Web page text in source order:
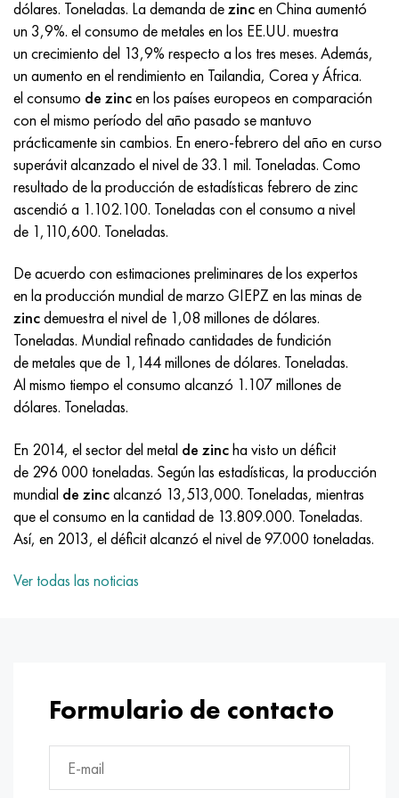
dólares. Toneladas. La demanda de zincen China aumentó
un 3,9%. el consumo de metales en los EE.UU. muestra
un crecimiento del 13,9% respecto a los tres meses. Además,
un aumento en el rendimiento en Tailandia, Corea y África.
el consumo de zincen los países europeos en comparación
con el mismo período del año pasado se mantuvo
prácticamente sin cambios. En enero-febrero del año en curso
superávit alcanzado el nivel de 33.1 mil. Toneladas. Como
resultado de la producción de estadísticas febrero de zinc
ascendió a 1.102.100. Toneladas con el consumo a nivel
de 1,110,600. Toneladas.
De acuerdo con estimaciones preliminares de los expertos
en la producción mundial de marzo GIEPZ en las minas de
zincdemuestra el nivel de 1,08 millones de dólares.
Toneladas. Mundial refinado cantidades de fundición
de metales que de 1,144 millones de dólares. Toneladas.
Al mismo tiempo el consumo alcanzó 1.107 millones de
dólares. Toneladas.
En 2014, el sector del metal de zincha visto un déficit
de 296 000 toneladas. Según las estadísticas, la producción
mundial de zincalcanzó 13,513,000. Toneladas, mientras
que el consumo en la cantidad de 13.809.000. Toneladas.
Así, en 2013, el déficit alcanzó el nivel de 97.000 toneladas.
Ver todas las noticias
Formulario de contacto
Incotherm
incotest
Jette M152
Cobalto 6B
maraging 250
René 41
Maraging 300
Maraging 350
MP35N
MP159
multimetro n155
Nicrofer 5923 hMo
Nicrofer 6030
Nitronik 40
Nitronik 75
Nimonic 80a
47ND
47НХР
49KF
49K2F, 49K2FA-VI
Aleación 50N
Aleación 50NP
50NHS
Aleación 52N
52K12F
56DGNH
68NKhVKTYu
79NM, Lupa 7904
80NM
80NMV-VI
Tipos de aleaciones de precisión
termobimetales
HN62VMYUT
HN62MVKYU
HN63MB
XN65VM
KhN65VMTYu
KhN67MVTYu
KhN68VKTYU
KhN68VMTYUK-vd
KhN70VMTYu
HN73MBTYu
XN70YU
HN75MBTYu
XN75TBYu
XN77TYu
HN80TBY
N65M, EP982
VT-35
PT-1M
PT-3V
PT-7M
2B
SPT-2 sv
A LAS 3
3M
TL3
5B
TL5
A LAS 6
TS-6
14 titanio
1.4466 - AISI 310MoLn
Aleación Al6xn
15-7Ph® - 1.4532
PH 13-8 meses - 1.4534
1.4542 - 17-4Ph®
Custom 455® - 1.4543 - uns s45500
1.4545 - 15-5Ph®
1.4548 - 17-4Ph®
1.4550 - AISI 347
1.4567 - AISI 304Cu
1.4570-aisi303Cu
1.4574 - Aleación PH 15-7 Mo®
1.4580 - AISI 316Cb
1.4597 - AISI 204Cu
Aleación 254smo® - 1.4547
Aleación 926 - 1.4529
10X17H13M3T
10X18N18Yu4D
11X11N2V2MF
12Х18Н9Т
13X11N2V2MF
15x11mf
15х12vnmf
15Х12Н2MVFAB
15X16K5N2MVFAB
15X16H2AM
18X11MNFB
18X12VMBFR
20X12VNMF
20Х3FMI
40X10X2M
2,0872, CuNi10Fe1Mn, Cw352h
Bronce aluminio silicio
CW301G, C64200
bronce de silicio
C65500, CuAl11Fe3
C65620, CuSi3Fe2Zn3
C65100, CuSi1.5
Bronce estaño-plomo
c92200, CuSn6Zn4Pb2
latón rojo
C84400, CuSn2ZnPb
C83600, CuSn5ZnPb
45G2, 45g2, AISI 1144
Aleación de acero estructural
10g2, 10g2, AISI 1513
12X2H4A, 15NiCr13, 1.5752
AC14, 11SMnPb30
20G, 20mn5
20XH3A, AISI 4320, 20hn3a
20HM, 24CrMo5, 20hm
25KhGM, 20CrMo5, 1.7264
30X, AISI 5130, 30h
30hgs, 30hgs
30hgsa, 30hgsa
30hgsn2a, 30hgsna
30xn2ma, 30CrNiMo8
35hgs, 35hgs
35hgsa, 35hgsa
Р6М5, 1.3343, hs6-5-2, sw7m
Р6М5К5, 1.3243, hs6-5-2-5
R6M5F3, 1.3344, hs6-5-3
9М4К8,1.3207
R12F3, 1.3318, sw12
P18, 1,3355, hs18-0-1, sw18
Acero carbono
10,1.1645, C105W1
11G12, 110G13L, X120Mn12